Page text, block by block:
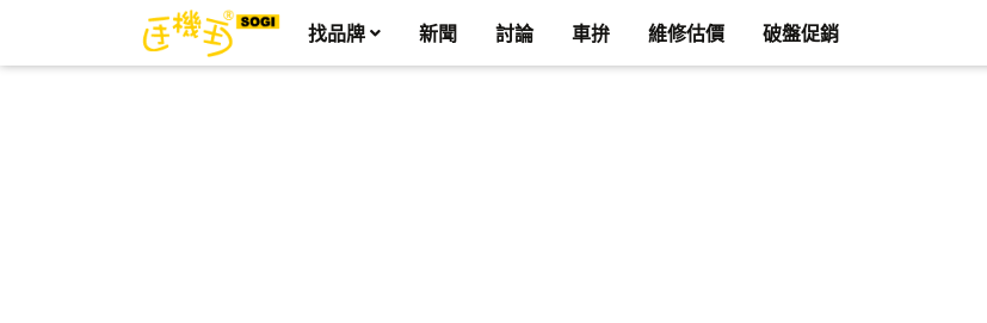
找品牌 新聞 討論 車拚 維修估價 破盤促銷